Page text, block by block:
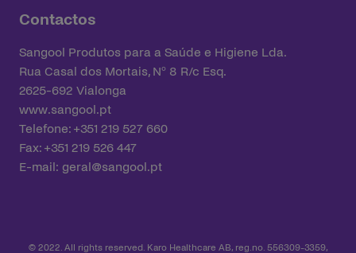
Contactos
Sangool Produtos para a Saúde e Higiene Lda.
Rua Casal dos Mortais, Nº 8 R/c Esq.
2625-692 Vialonga
www.sangool.pt
Telefone: +351 219 527 660
Fax: +351 219 526 447
E-mail: geral@sangool.pt
© 2022. All rights reserved. Karo Healthcare AB, reg.no. 556309-3359,